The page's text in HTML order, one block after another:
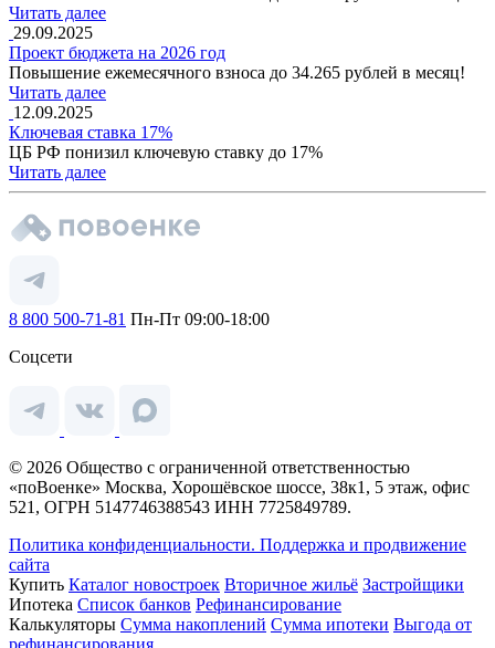
Читать далее
29.09.2025
Проект бюджета на 2026 год
Повышение ежемесячного взноса до 34.265 рублей в месяц!
Читать далее
12.09.2025
Ключевая ставка 17%
ЦБ РФ понизил ключевую ставку до 17%
Читать далее
8 800 500-71-81 Пн-Пт 09:00-18:00
Соцсети
© 2026 Общество с ограниченной ответственностью
«поВоенке» Москва, Хорошёвское шоссе, 38к1, 5 этаж, офис
521, ОГРН 5147746388543 ИНН 7725849789.
Политика конфиденциальности. Поддержка и продвижение
сайта
Купить Каталог новостроек Вторичное жильё Застройщики
Ипотека Список банков Рефинансирование
Калькуляторы Сумма накоплений Сумма ипотеки Выгода от
рефинансирования